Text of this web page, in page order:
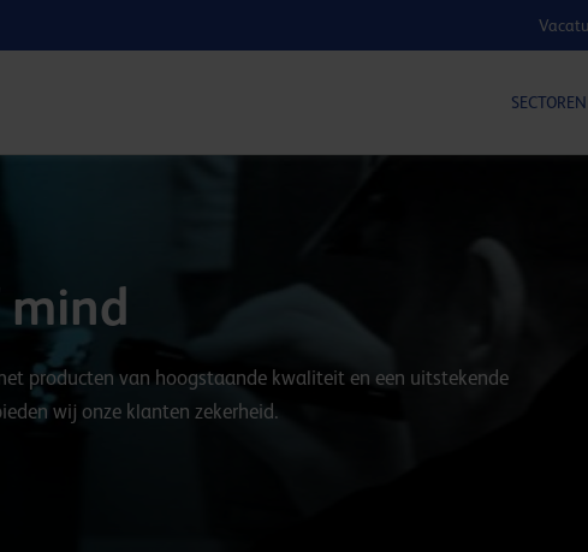
SECTOREN
mind
producten van hoogstaande kwaliteit en een uitstekende
wij onze klanten zekerheid.